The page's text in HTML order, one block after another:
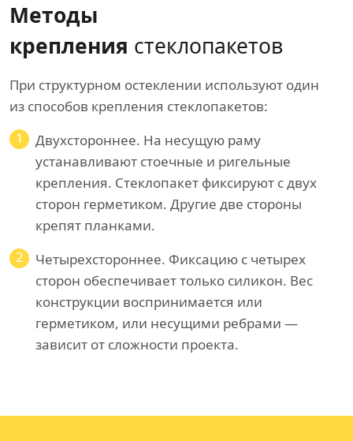
Методы
крепления стеклопакетов
При структурном остеклении используют один
из способов крепления стеклопакетов:
1
Двухстороннее. На несущую раму
устанавливают стоечные и ригельные
крепления. Стеклопакет фиксируют с двух
сторон герметиком. Другие две стороны
крепят планками.
2
Четырехстороннее. Фиксацию с четырех
сторон обеспечивает только силикон. Вес
конструкции воспринимается или
герметиком, или несущими ребрами —
зависит от сложности проекта.